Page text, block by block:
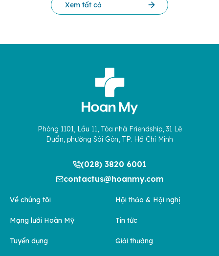
Xem tất cả
Phòng 1101, Lầu 11, Tòa nhà Friendship, 31 Lê
Duẩn, phường Sài Gòn, TP. Hồ Chí Minh
(028) 3820 6001
contactus@hoanmy.com
Về chúng tôi
Mạng lưới Hoàn Mỹ
Tuyển dụng
Hội thảo & Hội nghị
Tin tức
Giải thưởng